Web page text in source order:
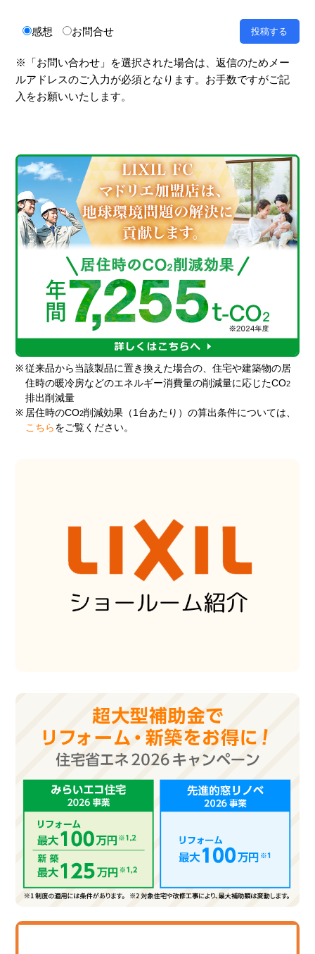
感想 お問合せ
※「お問い合わせ」を選択された場合は、返信のためメー
ルアドレスのご入力が必須となります。お手数ですがご記
入をお願いいたします。
※ 従来品から当該製品に置き換えた場合の、住宅や建築物の居
住時の暖冷房などのエネルギー消費量の削減量に応じたCO2
排出削減量
※ 居住時のCO2削減効果（1台あたり）の算出条件については、
こちら をご覧ください。